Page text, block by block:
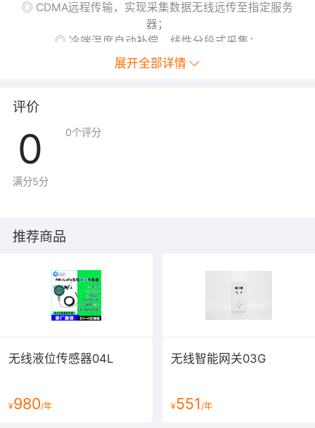
◎ CDMA远程传输，实现采集数据无线远传至指定服务
器；
◎ 冷端温度自动补偿，线性分段式采集；
◎ 具有数据存储，数据补发功能；
展开全部详情
评价
0
满分5分
0个评分
推荐商品
无线液位传感器04L
¥980/年
无线智能网关03G
¥551 /年